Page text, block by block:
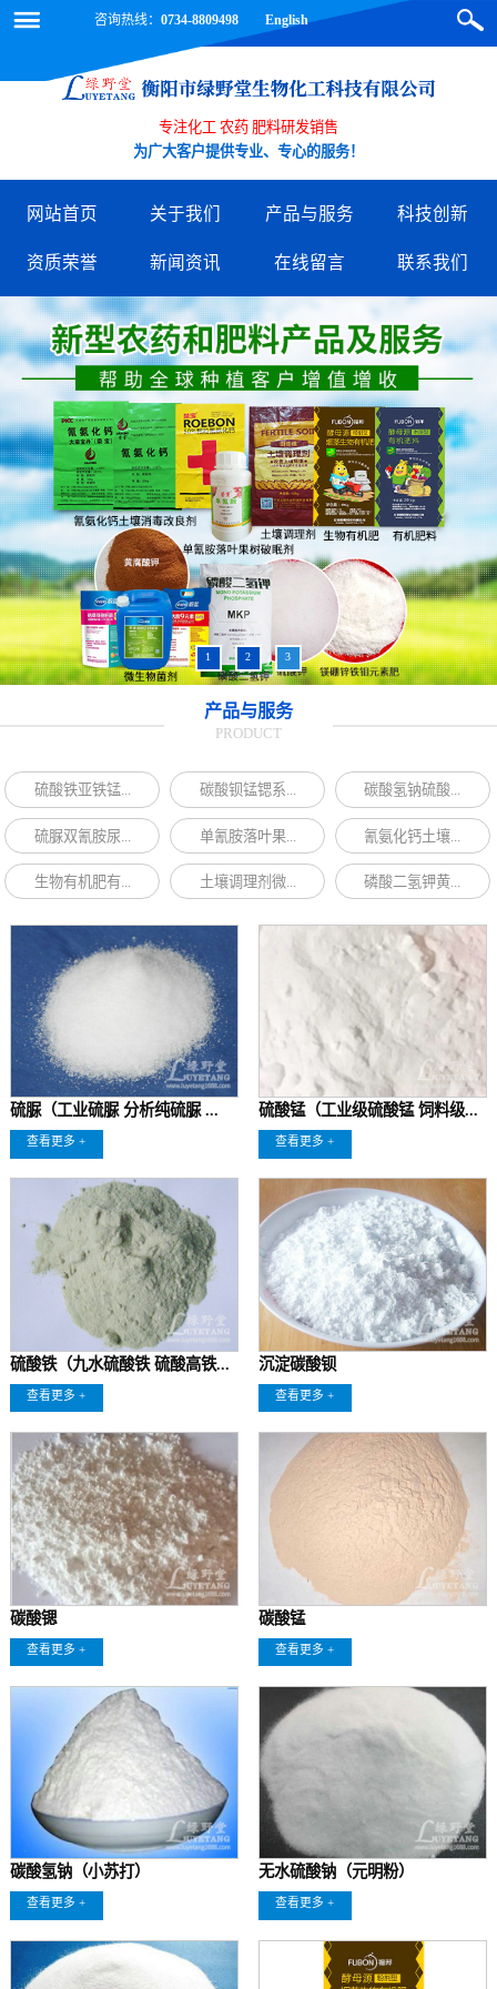
咨询热线：0734-8809498 English
专注化工 农药 肥料研发销售
为广大客户提供专业、专心的服务！
网站首页 关于我们 产品与服务 科技创新
资质荣誉 新闻资讯 在线留言 联系我们
1 2 3
产品与服务
PRODUCT
硫酸铁亚铁锰... 碳酸钡锰锶系... 碳酸氢钠硫酸...
硫脲双氰胺尿... 单氰胺落叶果... 氰氨化钙土壤...
生物有机肥有... 土壤调理剂微... 磷酸二氢钾黄...
硫脲（工业硫脲 分析纯硫脲 ...
查看更多 +
硫酸锰（工业级硫酸锰 饲料级...
查看更多 +
硫酸铁（九水硫酸铁 硫酸高铁...
查看更多 +
沉淀碳酸钡
查看更多 +
碳酸锶
查看更多 +
碳酸锰
查看更多 +
碳酸氢钠（小苏打）
查看更多 +
无水硫酸钠（元明粉）
查看更多 +